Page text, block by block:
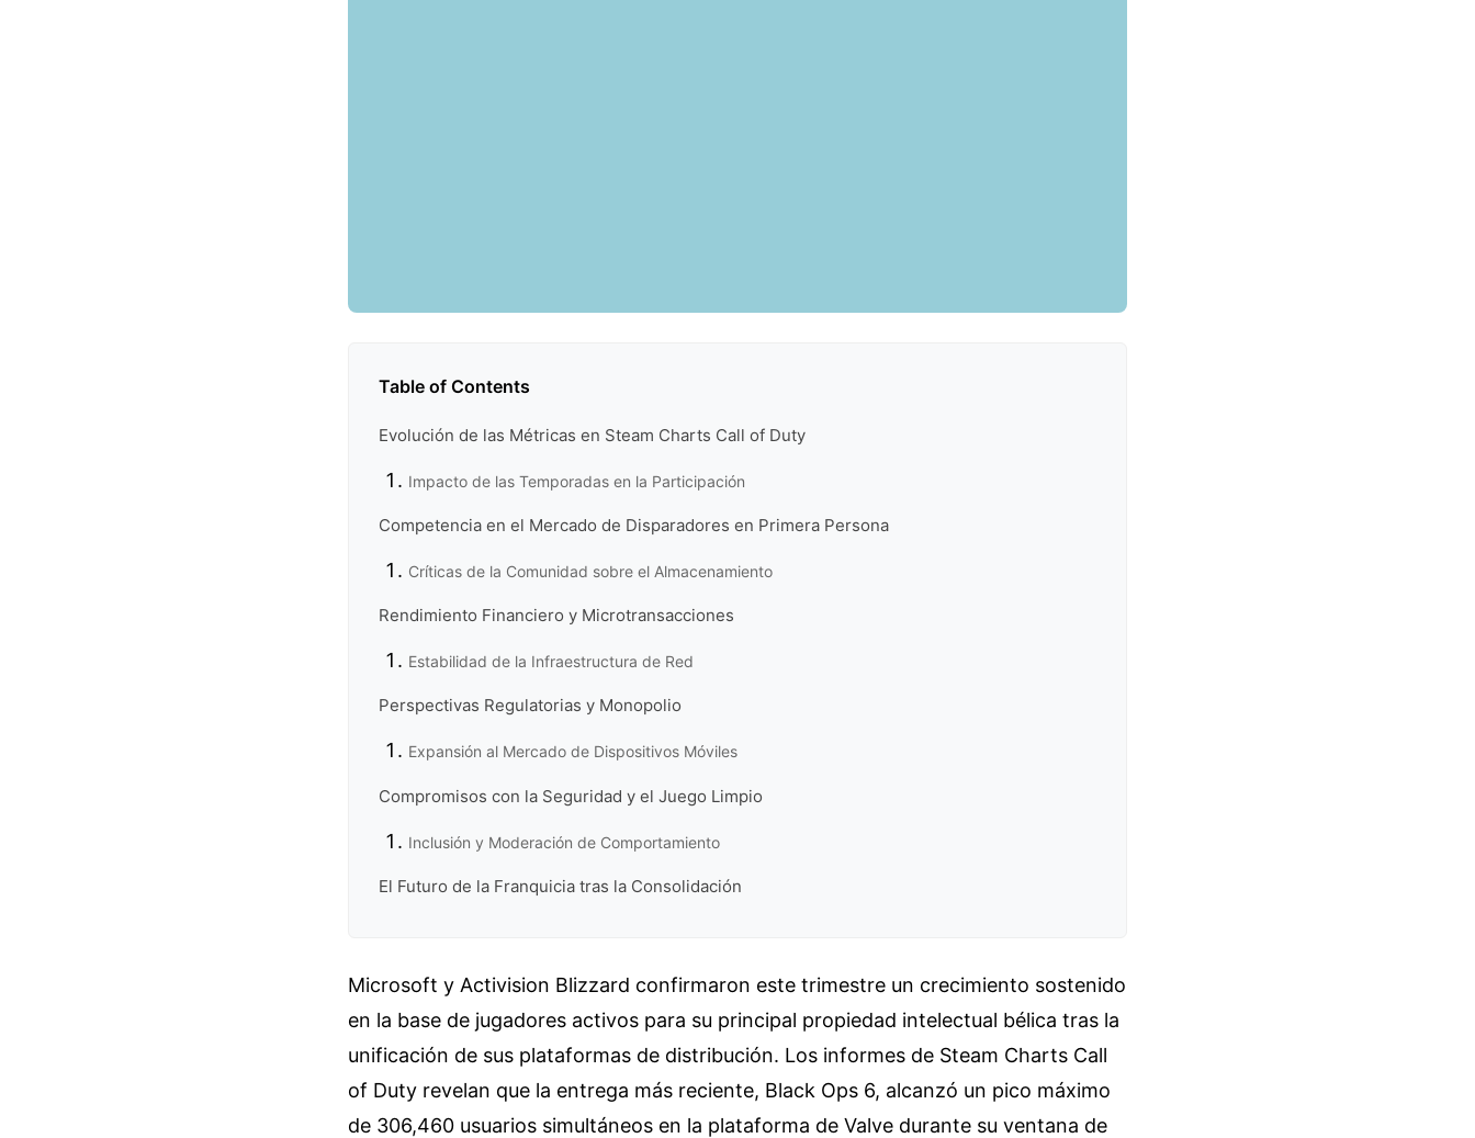
Table of Contents
Evolución de las Métricas en Steam Charts Call of Duty
Impacto de las Temporadas en la Participación
Competencia en el Mercado de Disparadores en Primera Persona
Críticas de la Comunidad sobre el Almacenamiento
Rendimiento Financiero y Microtransacciones
Estabilidad de la Infraestructura de Red
Perspectivas Regulatorias y Monopolio
Expansión al Mercado de Dispositivos Móviles
Compromisos con la Seguridad y el Juego Limpio
Inclusión y Moderación de Comportamiento
El Futuro de la Franquicia tras la Consolidación
Microsoft y Activision Blizzard confirmaron este trimestre un crecimiento sostenido
en la base de jugadores activos para su principal propiedad intelectual bélica tras la
unificación de sus plataformas de distribución. Los informes de Steam Charts Call
of Duty revelan que la entrega más reciente, Black Ops 6, alcanzó un pico máximo
de 306,460 usuarios simultáneos en la plataforma de Valve durante su ventana de